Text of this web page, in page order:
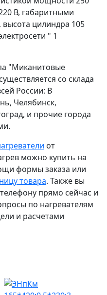
В, габаритными
цилиндра 105
" 1
"Миканитовые
со склада
России: В
Челябинск,
и прочие города
от
можно купить на
формы заказа или
товара. Также вы
прямо сейчас и
по нагревателям
и расчетами